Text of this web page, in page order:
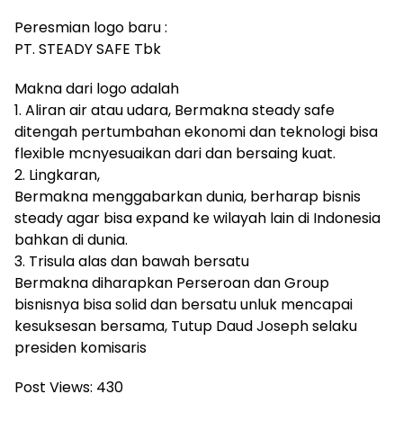
Peresmian logo baru :
PT. STEADY SAFE Tbk
Makna dari logo adalah
1. Aliran air atau udara, Bermakna steady safe
ditengah pertumbahan ekonomi dan teknologi bisa
flexible mcnyesuaikan dari dan bersaing kuat.
2. Lingkaran,
Bermakna menggabarkan dunia, berharap bisnis
steady agar bisa expand ke wilayah lain di Indonesia
bahkan di dunia.
3. Trisula alas dan bawah bersatu
Bermakna diharapkan Perseroan dan Group
bisnisnya bisa solid dan bersatu unluk mencapai
kesuksesan bersama, Tutup Daud Joseph selaku
presiden komisaris
Post Views: 430